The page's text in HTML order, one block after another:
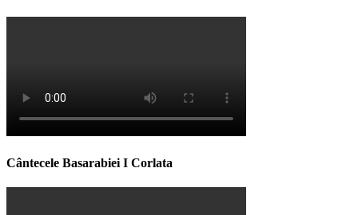
Cântecele Basarabiei I Corlata